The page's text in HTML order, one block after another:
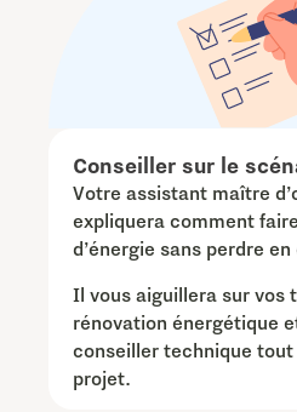
Conseiller sur le
Votre assistant maître
expliquera comment
d’énergie sans perdre
Il vous aiguillera sur vos
rénovation énergétique
conseiller technique tout
projet.